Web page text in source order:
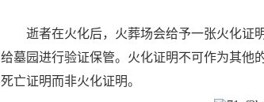
逝者在火化后，火葬场会给予一张火化证明
给墓园进行验证保管。火化证明不可作为其他
死亡证明而非火化证明。